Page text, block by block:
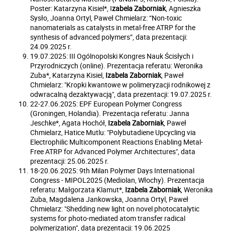
Poster: Katarzyna Kisiel*, Izabela Zaborniak, Agnieszka
Sysło, Joanna Ortyl, Paweł Chmielarz: “Non-toxic
nanomaterials as catalysts in metal-free ATRP for the
synthesis of advanced polymers”, data prezentacji:
24.09.2025 r.
19.07.2025: III Ogólnopolski Kongres Nauk Ścisłych i
Przyrodniczych (online). Prezentacja referatu: Weronika
Zuba*, Katarzyna Kisiel, Izabela Zaborniak, Paweł
Chmielarz: "Kropki kwantowe w polimeryzacji rodnikowej z
odwracalną dezaktywacją", data prezentacji: 19.07.2025 r.
22-27.06.2025: EPF European Polymer Congress
(Groningen, Holandia). Prezentacja referatu: Janna
Jeschke*, Agata Hochół, Izabela Zaborniak, Paweł
Chmielarz, Hatice Mutlu: "Polybutadiene Upcycling via
Electrophilic Multicomponent Reactions Enabling Metal-
Free ATRP for Advanced Polymer Architectures", data
prezentacji: 25.06.2025 r.
18-20.06.2025: 9th Milan Polymer Days International
Congress - MIPOL2025 (Mediolan, Włochy). Prezentacja
referatu: Małgorzata Klamut*, Izabela Zaborniak, Weronika
Zuba, Magdalena Jankowska, Joanna Ortyl, Paweł
Chmielarz: "Shedding new light on novel photocatalytic
systems for photo-mediated atom transfer radical
polymerization", data prezentacji: 19.06.2025